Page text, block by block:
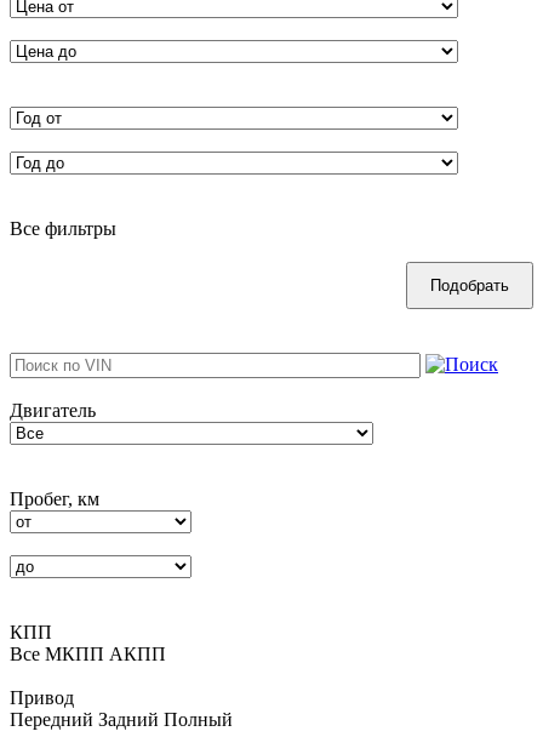
Все фильтры
Двигатель
Пробег, км
КПП
Все MКПП АКПП
Привод
Передний Задний Полный